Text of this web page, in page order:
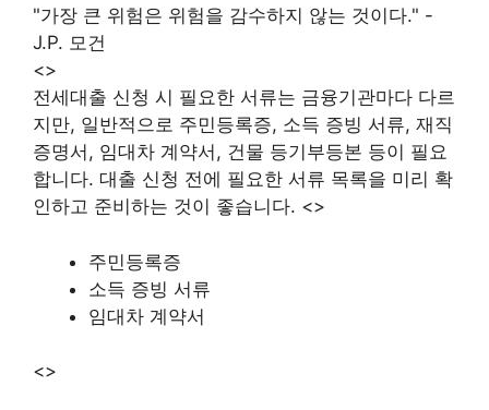
"가장 큰 위험은 위험을 감수하지 않는 것이다." -
J.P. 모건
<>
전세대출 신청 시 필요한 서류는 금융기관마다 다르
지만, 일반적으로 주민등록증, 소득 증빙 서류, 재직
증명서, 임대차 계약서, 건물 등기부등본 등이 필요
합니다. 대출 신청 전에 필요한 서류 목록을 미리 확
인하고 준비하는 것이 좋습니다. <>
주민등록증
소득 증빙 서류
임대차 계약서
<>